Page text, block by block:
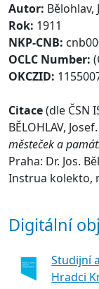
Autor: Bělohlav,
Rok: 1911
NKP-CNB:
OCLC Number:
OKCZID:
Citace(dle ČSN
BĚLOHLAV, Josef.
městeček a
Praha: Dr. Jos.
Instrua kolekto,
Digitální
Studijní
Hradci